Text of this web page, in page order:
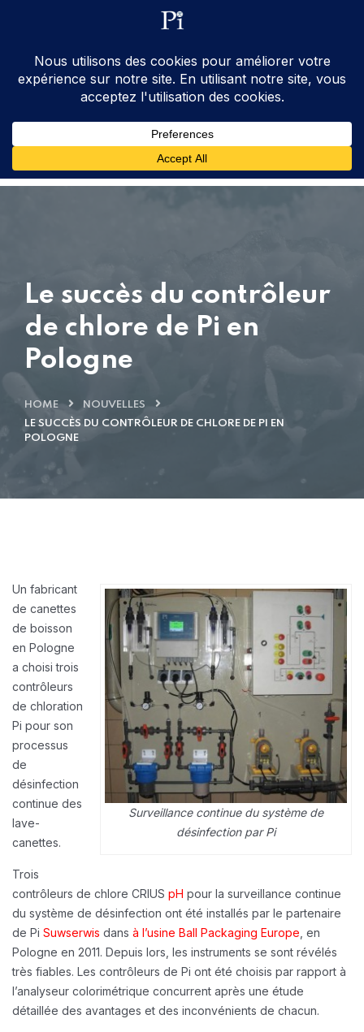
ventes@processinstruments.fr
Le succès du contrôleur
de chlore de Pi en
Pologne
HOME
NOUVELLES
LE SUCCÈS DU CONTRÔLEUR DE CHLORE DE PI EN
POLOGNE
Surveillance continue du système de
désinfection par Pi
Un fabricant
de canettes
de boisson
en Pologne
a choisi trois
contrôleurs
de chloration
Pi pour son
processus
de
désinfection
continue des
lave-
canettes.
Trois
contrôleurs de chlore CRIUS pH pour la surveillance continue
du système de désinfection ont été installés par le partenaire
de Pi Suwserwis dans à l’usine Ball Packaging Europe , en
Pologne en 2011. Depuis lors, les instruments se sont révélés
très fiables. Les contrôleurs de Pi ont été choisis par rapport à
l’analyseur colorimétrique concurrent après une étude
détaillée des avantages et des inconvénients de chacun.